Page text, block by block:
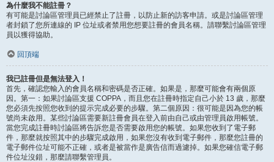
為什麼我不能註冊？
有可能是討論區管理員已經禁止了註冊，以防止新的訪客申請。或是討論區管理
者封鎖了您所連線的 IP 位址或者禁用您想要註冊的會員名稱。請聯繫討論區管理
員以獲得協助。
回頂端
我已註冊但是無法登入！
首先，確認您輸入的會員名稱和密碼是否正確。如果是，那麼可能會有兩個原
因。第一：如果討論區支援 COPPA，而且您在註冊時指定自己小於 13 歲，那麼
您必須先按照您收到的提示完成必要的步驟。第二個原因：很可能是因為您的帳
號尚未啟用。某些討論區需要新註冊會員在登入前由自己或由管理員啟用帳號。
當您完成註冊時討論區將告訴您是否需要啟用您的帳號。如果您收到了電子郵
件，那麼就按照其中的步驟完成啟用，如果您沒有收到電子郵件，那麼您註冊的
電子郵件位址可能不正確，或者是被當作是廣告信而過濾掉。如果您確信電子郵
件位址沒錯，那麼請聯繫管理員。